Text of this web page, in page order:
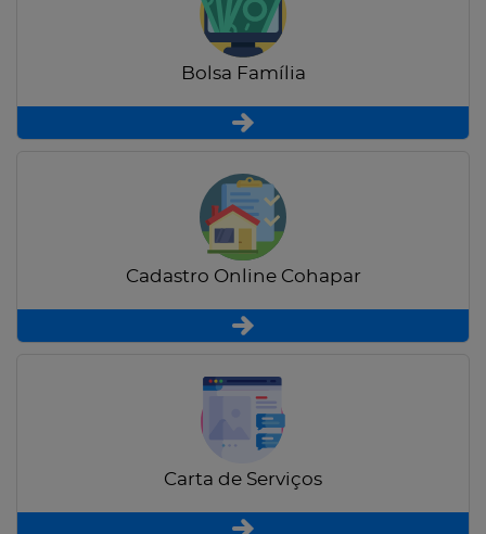
Bolsa Família
Cadastro Online Cohapar
Carta de Serviços